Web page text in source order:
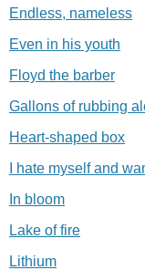
Endless, nameless
Even in his youth
Floyd the barber
Gallons of rubbing
Heart-shaped box
I hate myself and
In bloom
Lake of fire
Lithium